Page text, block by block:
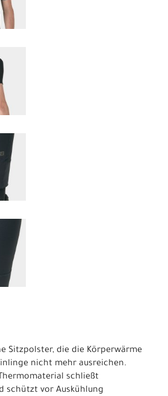
Sitzpolster, die die Körperwärme
nicht mehr ausreichen.
schließt
schützt vor Auskühlung